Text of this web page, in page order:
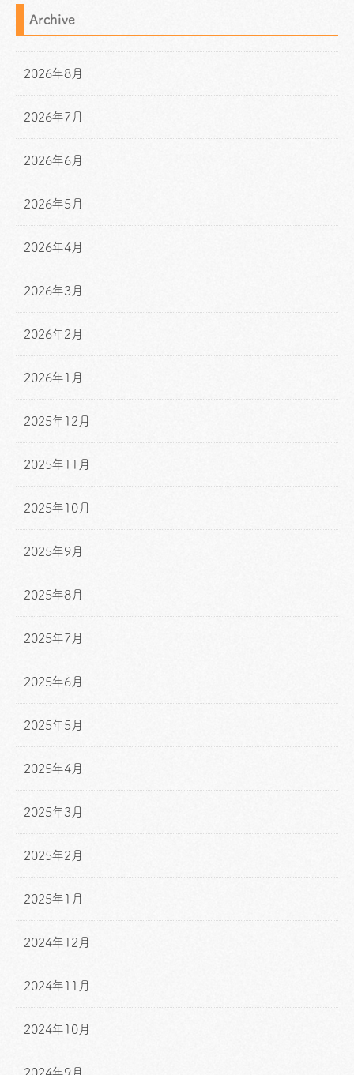
Archive
2026年8月
2026年7月
2026年6月
2026年5月
2026年4月
2026年3月
2026年2月
2026年1月
2025年12月
2025年11月
2025年10月
2025年9月
2025年8月
2025年7月
2025年6月
2025年5月
2025年4月
2025年3月
2025年2月
2025年1月
2024年12月
2024年11月
2024年10月